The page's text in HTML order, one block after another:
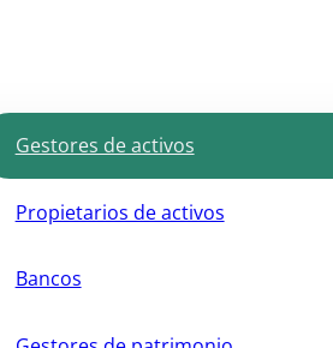
Gestores de activos
Propietarios de activos
Bancos